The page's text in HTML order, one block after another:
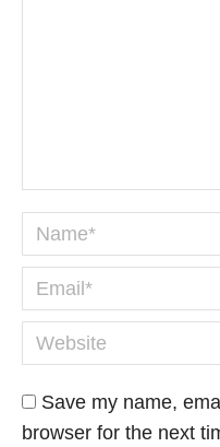
Name *
Email *
Website
Save my name,
browser for the next